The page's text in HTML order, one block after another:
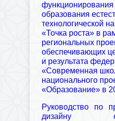
функционирования
образования
технологической
«Точка роста» в
региональных
обеспечивающих
и результата
«Современная
национального
«Образование» в
Руководство по
дизайну